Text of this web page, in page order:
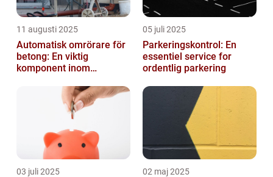
11 augusti 2025
Automatisk omrörare för
betong: En viktig
komponent inom
05 juli 2025
Parkeringskontrol: En
essentiel service for
ordentlig parkering
03 juli 2025 02 maj 2025